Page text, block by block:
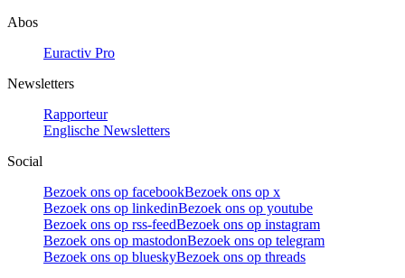
Abos
Euractiv Pro
Newsletters
Rapporteur
Englische Newsletters
Social
Bezoek ons op facebookBezoek ons op x
Bezoek ons op linkedinBezoek ons op youtube
Bezoek ons op rss-feedBezoek ons op instagram
Bezoek ons op mastodonBezoek ons op telegram
Bezoek ons op blueskyBezoek ons op threads